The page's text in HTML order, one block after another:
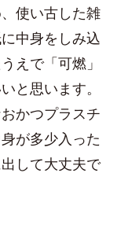
使い古した雑
中身をしみ込
えで「可燃」
と思います。
かつプラスチ
が多少入った
して大丈夫で